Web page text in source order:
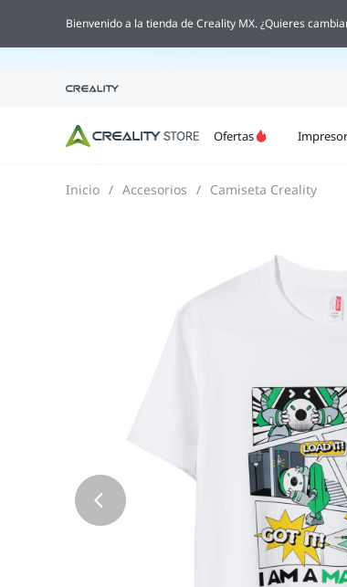
Ofertas
Inicio / Accesorios / Camiseta Creality
Bienvenido a la tienda de Creality MX. ¿Quieres